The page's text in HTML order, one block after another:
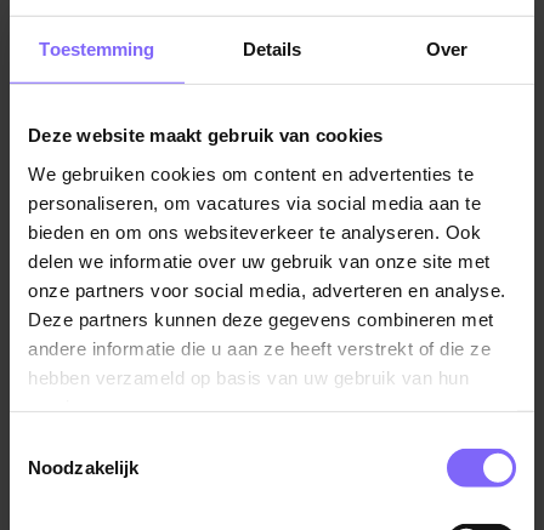
Toestemming Details Over
Deze website maakt gebruik van cookies
We gebruiken cookies om content en advertenties te
personaliseren, om vacatures via social media aan te
bieden en om ons websiteverkeer te analyseren. Ook
delen we informatie over uw gebruik van onze site met
onze partners voor social media, adverteren en analyse.
Deze partners kunnen deze gegevens combineren met
andere informatie die u aan ze heeft verstrekt of die ze
hebben verzameld op basis van uw gebruik van hun
Noodzakelijk
Je bent communicatief vaardig en kan goed
werken met diverse stakeholders;
Sales- en IT- kennis is een grote pré;
Je spreekt zowel de Nederlandse als de Engelse
taal goed.
Heb je interesse? Ben je ervan overtuigd dat dit de
juiste baan voor jou is, upload dan je documenten.
Heb je nog vragen, neem dan contact op met onze
recruiter Charlotte Vasbinder op.
vacatures in Limburg
Vergelijkbare vacatures
Sales Manager
Bilfinger
Elsloo
Head of Equipment Sales